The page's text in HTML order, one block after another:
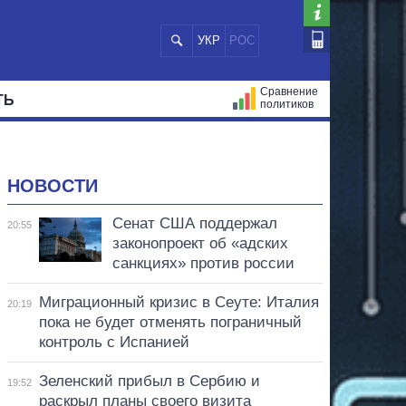
УКР РОС
Сравнение
политиков
НОВОСТИ
20:55
Сенат США поддержал
законопроект об «адских
санкциях» против россии
20:19
Миграционный кризис в Сеуте: Италия
пока не будет отменять пограничный
контроль с Испанией
19:52
Зеленский прибыл в Сербию и
раскрыл планы своего визита